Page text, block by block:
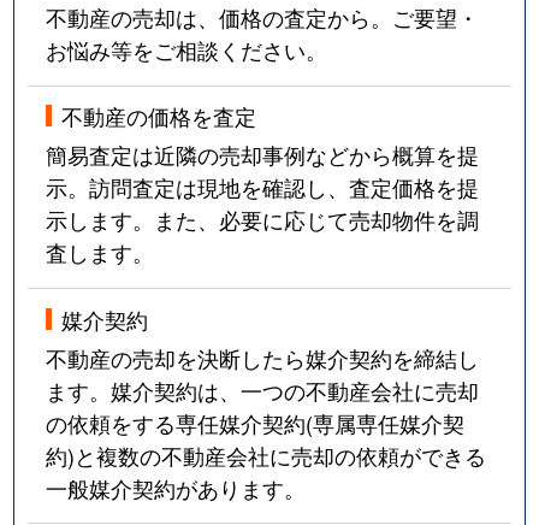
不動産の売却は、価格の査定から。ご要望・
お悩み等をご相談ください。
不動産の価格を査定
簡易査定は近隣の売却事例などから概算を提
示。訪問査定は現地を確認し、査定価格を提
示します。また、必要に応じて売却物件を調
査します。
媒介契約
不動産の売却を決断したら媒介契約を締結し
ます。媒介契約は、一つの不動産会社に売却
の依頼をする専任媒介契約(専属専任媒介契
約)と複数の不動産会社に売却の依頼ができる
一般媒介契約があります。